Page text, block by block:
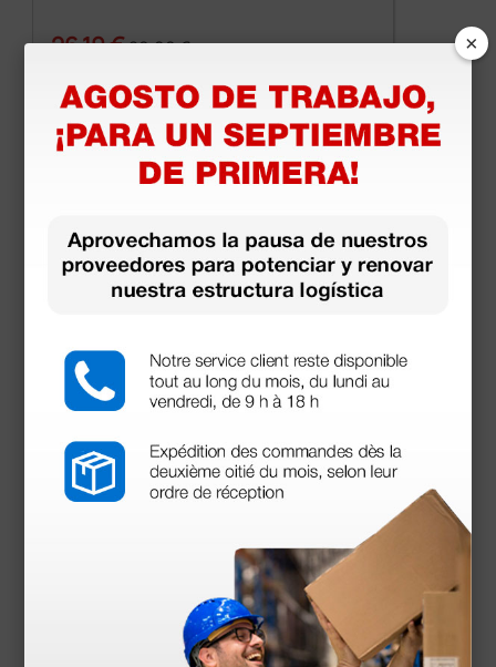
26,10 €29,00 €
1 ud.
Productos similares
Tensiómetro Heine Gamma G5®
100,00 €
×